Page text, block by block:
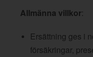
Allmänna villkor:
Ersättning ges i
försäkringar,